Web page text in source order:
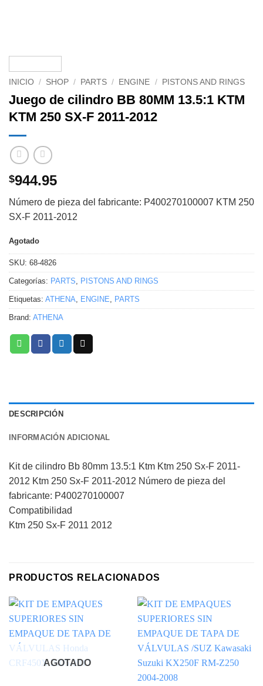
INICIO / SHOP / PARTS / ENGINE / PISTONS AND RINGS
Juego de cilindro BB 80MM 13.5:1 KTM
KTM 250 SX-F 2011-2012
$944.95
Número de pieza del fabricante: P400270100007 KTM 250
SX-F 2011-2012
Agotado
SKU: 68-4826
Categorías: PARTS, PISTONS AND RINGS
Etiquetas: ATHENA, ENGINE, PARTS
Brand: ATHENA
DESCRIPCIÓN
INFORMACIÓN ADICIONAL
Kit de cilindro Bb 80mm 13.5:1 Ktm Ktm 250 Sx-F 2011-
2012 Ktm 250 Sx-F 2011-2012 Número de pieza del
fabricante: P400270100007
Compatibilidad
Ktm 250 Sx-F 2011 2012
PRODUCTOS RELACIONADOS
AGOTADO